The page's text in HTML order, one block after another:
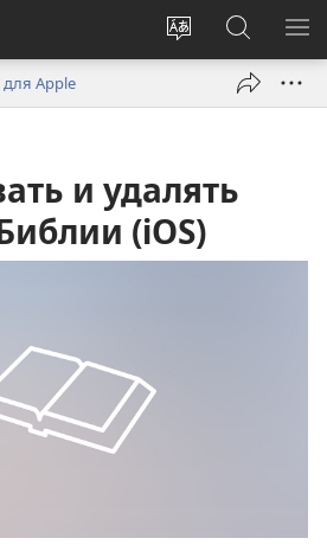
Изменить
Войти
(открываетсяПоиск
по
jw.org
Apple
и удалять
(iOS)